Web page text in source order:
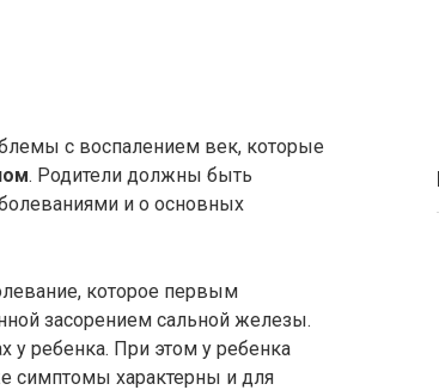
с воспалением век, которые
. Родители должны быть
и о основных
которое первым
засорением сальной железы.
у ребенка. При этом у ребенка
симптомы характерны и для